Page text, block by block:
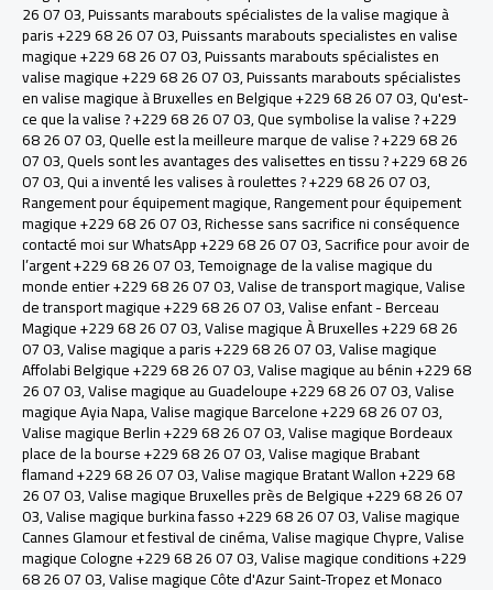
26 07 03,Puissants marabouts spécialistes de la valise magique à
paris +229 68 26 07 03,Puissants marabouts specialistes en valise
magique +229 68 26 07 03,Puissants marabouts spécialistes en
valise magique +229 68 26 07 03,Puissants marabouts spécialistes
en valise magique à Bruxelles en Belgique +229 68 26 07 03,Qu'est-
ce que la valise ? +229 68 26 07 03,Que symbolise la valise ? +229
68 26 07 03,Quelle est la meilleure marque de valise ? +229 68 26
07 03,Quels sont les avantages des valisettes en tissu ? +229 68 26
07 03,Qui a inventé les valises à roulettes ? +229 68 26 07 03,
Rangement pour équipement magique,Rangement pour équipement
magique +229 68 26 07 03,Richesse sans sacrifice ni conséquence
contacté moi sur WhatsApp +229 68 26 07 03,Sacrifice pour avoir de
l’argent +229 68 26 07 03,Temoignage de la valise magique du
monde entier +229 68 26 07 03,Valise de transport magique,Valise
de transport magique +229 68 26 07 03,Valise enfant - Berceau
Magique +229 68 26 07 03,Valise magique À Bruxelles +229 68 26
07 03,Valise magique a paris +229 68 26 07 03,Valise magique
Affolabi Belgique +229 68 26 07 03,Valise magique au bénin +229 68
26 07 03,Valise magique au Guadeloupe +229 68 26 07 03,Valise
magique Ayia Napa,Valise magique Barcelone +229 68 26 07 03,
Valise magique Berlin +229 68 26 07 03,Valise magique Bordeaux
place de la bourse +229 68 26 07 03,Valise magique Brabant
flamand +229 68 26 07 03,Valise magique Bratant Wallon +229 68
26 07 03,Valise magique Bruxelles près de Belgique +229 68 26 07
03,Valise magique burkina fasso +229 68 26 07 03,Valise magique
Cannes Glamour et festival de cinéma,Valise magique Chypre,Valise
magique Cologne +229 68 26 07 03,Valise magique conditions +229
68 26 07 03,Valise magique Côte d'Azur Saint-Tropez et Monaco